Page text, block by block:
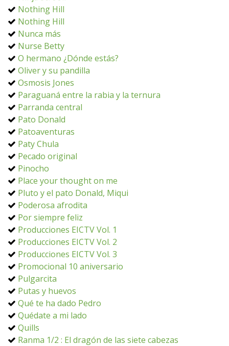
Nothing Hill
Nothing Hill
Nunca más
Nurse Betty
O hermano ¿Dónde estás?
Oliver y su pandilla
Osmosis Jones
Paraguaná entre la rabia y la ternura
Parranda central
Pato Donald
Patoaventuras
Paty Chula
Pecado original
Pinocho
Place your thought on me
Pluto y el pato Donald, Miqui
Poderosa afrodita
Por siempre feliz
Producciones EICTV Vol. 1
Producciones EICTV Vol. 2
Producciones EICTV Vol. 3
Promocional 10 aniversario
Pulgarcita
Putas y huevos
Qué te ha dado Pedro
Quédate a mi lado
Quills
Ranma 1/2 : El dragón de las siete cabezas